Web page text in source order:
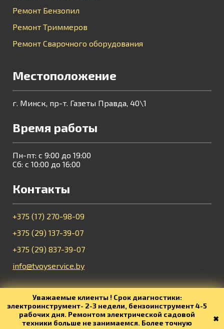
Ремонт Бензопил
Ремонт Триммеров
Ремонт Сварочного оборудования
Местоположение
г. Минск, пр-т. Газеты Правда, 40\1
Время работы
Пн-пт: с 9:00 до 19:00
Сб: с 10:00 до 16:00
Контакты
+375 (17) 270-98-09
+375 (29) 137-39-07
+375 (29) 837-39-07
info@tvoyservice.by
2017-2026 ©Все права защищены. УНП 192927737
✖
Уважаемые клиенты ! Срок диагностики:
электроинструмент- 2-3 недели, бензоинструмент 4-5
рабочих дня. Ремонтом электрической садовой
техники больше не занимаемся. Более точную